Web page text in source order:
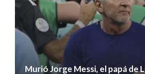
Murió Jorge Messi, el papá de